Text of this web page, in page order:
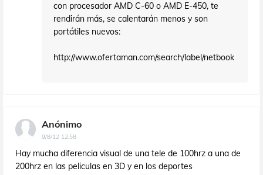
con procesador AMD C-60 o AMD E-450, te
rendirán más, se calentarán menos y son
portátiles nuevos:
http://www.ofertaman.com/search/label/netbook
Anónimo
9/8/12 12:58
Hay mucha diferencia visual de una tele de 100hrz a una de
200hrz en las peliculas en 3D y en los deportes